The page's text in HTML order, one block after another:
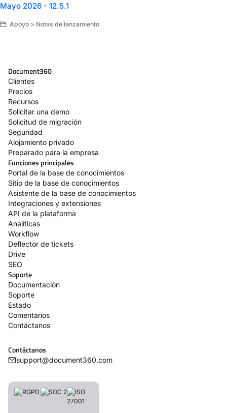
Mayo 2026 - 12.5.1
Apoyo > Notas de lanzamiento
Document360
Clientes
Precios
Recursos
Solicitar una demo
Solicitud de migración
Seguridad
Alojamiento privado
Preparado para la empresa
Funciones principales
Portal de la base de conocimientos
Sitio de la base de conocimientos
Asistente de la base de conocimientos
Integraciones y extensiones
API de la plataforma
Analíticas
Workflow
Deflector de tickets
Drive
SEO
Soporte
Documentación
Soporte
Estado
Comentarios
Contáctanos
Contáctanos
support@document360.com